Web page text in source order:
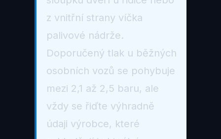
z vnitřní strany víčka
palivové nádrže.
Doporučený tlak u běžných
osobních vozů se pohybuje
mezi 2,1 až 2,5 baru, ale
vždy se řiďte výhradně
údaji výrobce, které